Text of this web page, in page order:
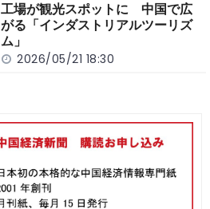
工場が観光スポットに 中国で広
がる「インダストリアルツーリズ
ム」
2026/05/21 18:30